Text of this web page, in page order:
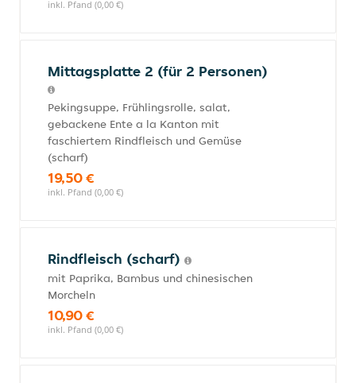
inkl. Pfand (0,00 €)
Mittagsplatte 2 (für 2 Personen)
Pekingsuppe, Frühlingsrolle, salat,
gebackene Ente a la Kanton mit
faschiertem Rindfleisch und Gemüse
(scharf)
19,50 €
inkl. Pfand (0,00 €)
Rindfleisch (scharf)
mit Paprika, Bambus und chinesischen
Morcheln
10,90 €
inkl. Pfand (0,00 €)